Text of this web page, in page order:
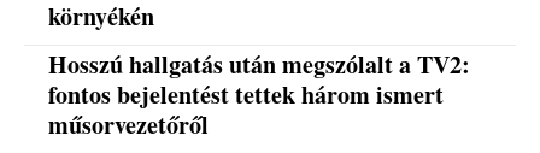
környékén
Hosszú hallgatás után megszólalt a TV2:
fontos bejelentést tettek három ismert
műsorvezetőről